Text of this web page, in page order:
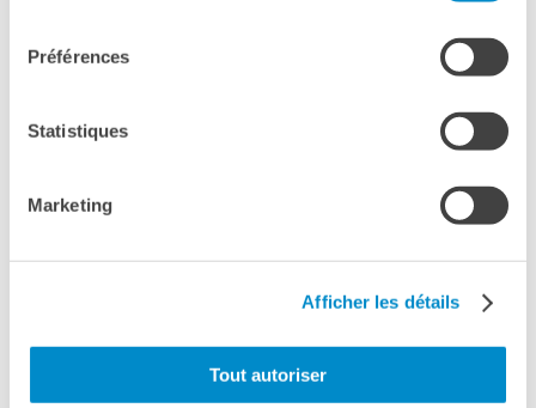
Préférences
Statistiques
Marketing
Afficher les détails
Tout autoriser
- vous présenter le programme national “ma classe au
Pour
vous inscrire, cliquez
PROGRAMMATION
Grand Paris sup grado II
Marinette sup grado II